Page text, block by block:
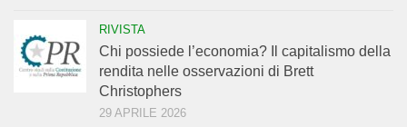
RIVISTA
Chi possiede l’economia? Il capitalismo della
rendita nelle osservazioni di Brett
Christophers
29 APRILE 2026